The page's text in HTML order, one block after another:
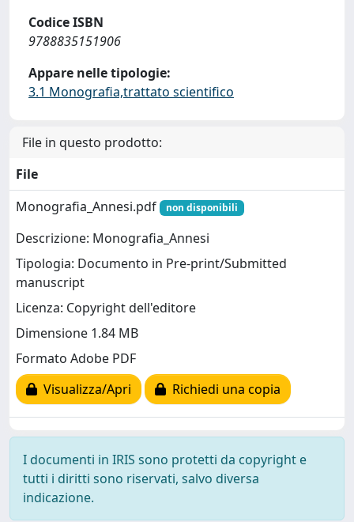
Codice ISBN
9788835151906
Appare nelle tipologie:
3.1 Monografia,trattato scientifico
File in questo prodotto:
File
Monografia_Annesi.pdf
non disponibili
Descrizione: Monografia_Annesi
Tipologia: Documento in Pre-print/Submitted
manuscript
Licenza: Copyright dell'editore
Dimensione 1.84 MB
Formato Adobe PDF
Visualizza/Apri
Richiedi una copia
I documenti in IRIS sono protetti da copyright e
tutti i diritti sono riservati, salvo diversa
indicazione.